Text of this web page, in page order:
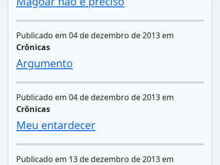
Publicado em 04 de dezembro de 2013 em
Crônicas
Argumento
Publicado em 04 de dezembro de 2013 em
Crônicas
Meu entardecer
Publicado em 13 de dezembro de 2013 em